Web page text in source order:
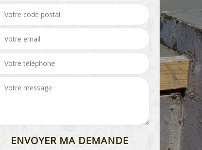
Création de murets et
murs 31 Béton décoratif 31